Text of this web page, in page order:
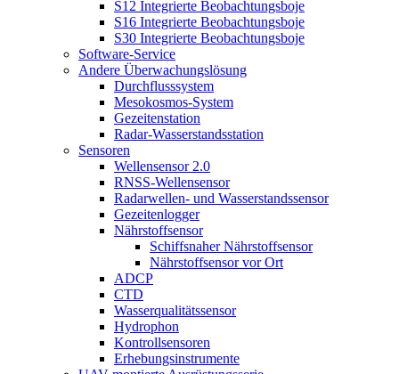
S12 Integrierte Beobachtungsboje
S16 Integrierte Beobachtungsboje
S30 Integrierte Beobachtungsboje
Software-Service
Andere Überwachungslösung
Durchflusssystem
Mesokosmos-System
Gezeitenstation
Radar-Wasserstandsstation
Sensoren
Wellensensor 2.0
RNSS-Wellensensor
Radarwellen- und Wasserstandssensor
Gezeitenlogger
Nährstoffsensor
Schiffsnaher Nährstoffsensor
Nährstoffsensor vor Ort
ADCP
CTD
Wasserqualitätssensor
Hydrophon
Kontrollsensoren
Erhebungsinstrumente